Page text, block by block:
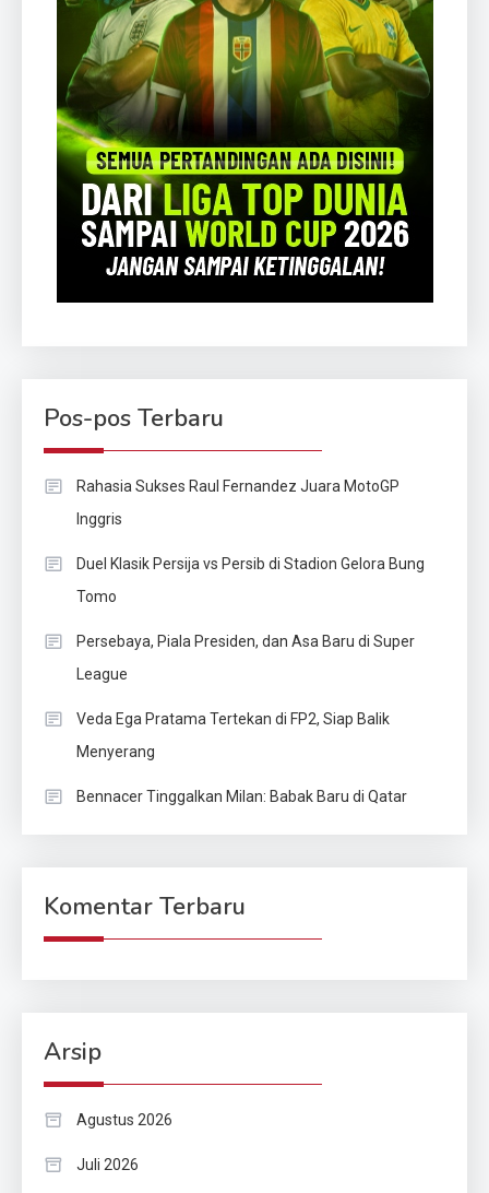
Pos-pos Terbaru
Rahasia Sukses Raul Fernandez Juara MotoGP
Inggris
Duel Klasik Persija vs Persib di Stadion Gelora Bung
Tomo
Persebaya, Piala Presiden, dan Asa Baru di Super
League
Veda Ega Pratama Tertekan di FP2, Siap Balik
Menyerang
Bennacer Tinggalkan Milan: Babak Baru di Qatar
Komentar Terbaru
Arsip
Agustus 2026
Juli 2026